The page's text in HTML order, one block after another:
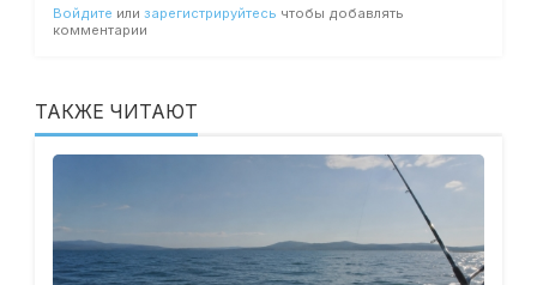
Войдите или зарегистрируйтесь чтобы добавлять
комментарии
ТАКЖЕ ЧИТАЮТ